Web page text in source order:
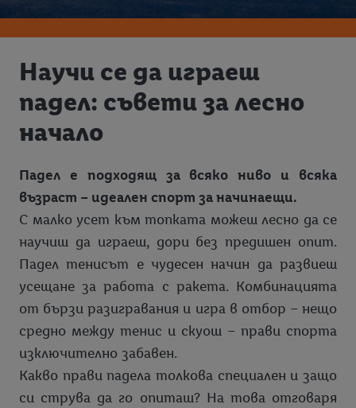
Научи се да играеш
падел: съвети за лесно
начало
Падел е подходящ за всяко ниво и всяка
възраст – идеален спорт за начинаещи.
С малко усет към топката можеш лесно да се
научиш да играеш, дори без предишен опит.
Падел тенисът е чудесен начин да развиеш
усещане за работа с ракета. Комбинацията
от бързи разигравания и игра в отбор – нещо
средно между тенис и скуош – прави спорта
изключително забавен.
Какво прави падела толкова специален и защо
си струва да го опиташ? На това отговаря